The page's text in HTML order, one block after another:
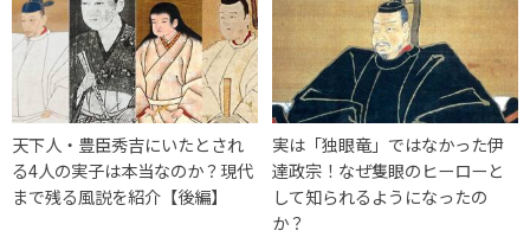
天下人・豊臣秀吉にいたとされ
る4人の実子は本当なのか？現代
まで残る風説を紹介【後編】
実は「独眼竜」ではなかった伊
達政宗！なぜ隻眼のヒーローと
して知られるようになったの
か？